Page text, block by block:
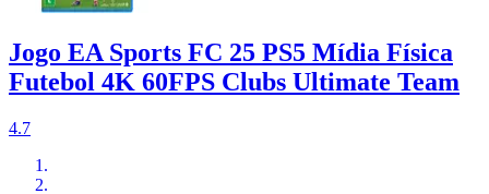
Jogo EA Sports FC 25 PS5 Mídia Física
Futebol 4K 60FPS Clubs Ultimate Team
4.7